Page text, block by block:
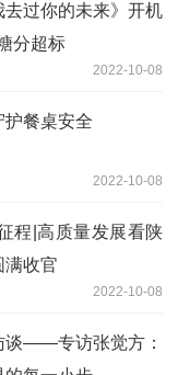
过你的未来》开机
分超标
2022-10-08
餐桌安全
2022-10-08
程|高质量发展看陕
满收官
2022-10-08
谈——专访张觉方：